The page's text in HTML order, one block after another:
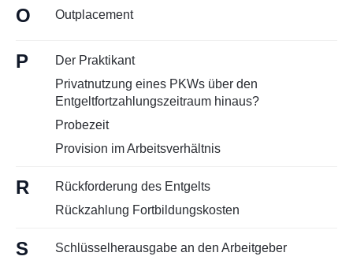
O Outplacement
P
Der Praktikant
Privatnutzung eines PKWs über den
Entgeltfortzahlungszeitraum hinaus?
Probezeit
Provision im Arbeitsverhältnis
R
Rückforderung des Entgelts
Rückzahlung Fortbildungskosten
S
Schlüsselherausgabe an den Arbeitgeber